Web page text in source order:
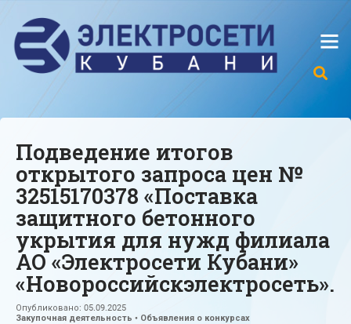
Подведение итогов
открытого запроса цен №
32515170378 «Поставка
защитного бетонного
укрытия для нужд филиала
АО «Электросети Кубани»
«Новороссийскэлектросеть».
Опубликовано: 05.09.2025
Закупочная деятельность • Объявления о конкурсах